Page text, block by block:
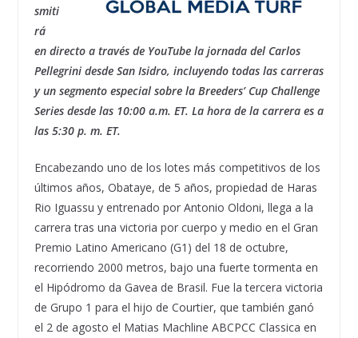
smiti
rá
en directo a través de YouTube la jornada del Carlos
Pellegrini desde San Isidro, incluyendo todas las carreras
y un segmento especial sobre la Breeders’ Cup Challenge
Series desde las 10:00 a.m. ET. La hora de la carrera es a
las 5:30 p. m. ET.
Encabezando uno de los lotes más competitivos de los
últimos años, Obataye, de 5 años, propiedad de Haras
Rio Iguassu y entrenado por Antonio Oldoni, llega a la
carrera tras una victoria por cuerpo y medio en el Gran
Premio Latino Americano (G1) del 18 de octubre,
recorriendo 2000 metros, bajo una fuerte tormenta en
el Hipódromo da Gavea de Brasil. Fue la tercera victoria
de Grupo 1 para el hijo de Courtier, que también ganó
el 2 de agosto el Matias Machline ABCPCC Classica en